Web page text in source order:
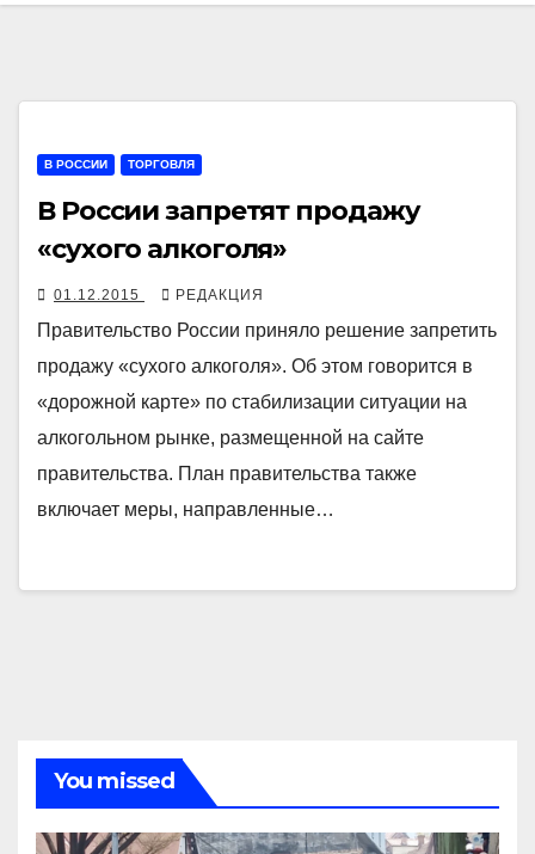
В РОССИИ ТОРГОВЛЯ
В России запретят продажу
«сухого алкоголя»
01.12.2015 РЕДАКЦИЯ
Правительство России приняло решение запретить
продажу «сухого алкоголя». Об этом говорится в
«дорожной карте» по стабилизации ситуации на
алкогольном рынке, размещенной на сайте
правительства. План правительства также
включает меры, направленные…
You missed